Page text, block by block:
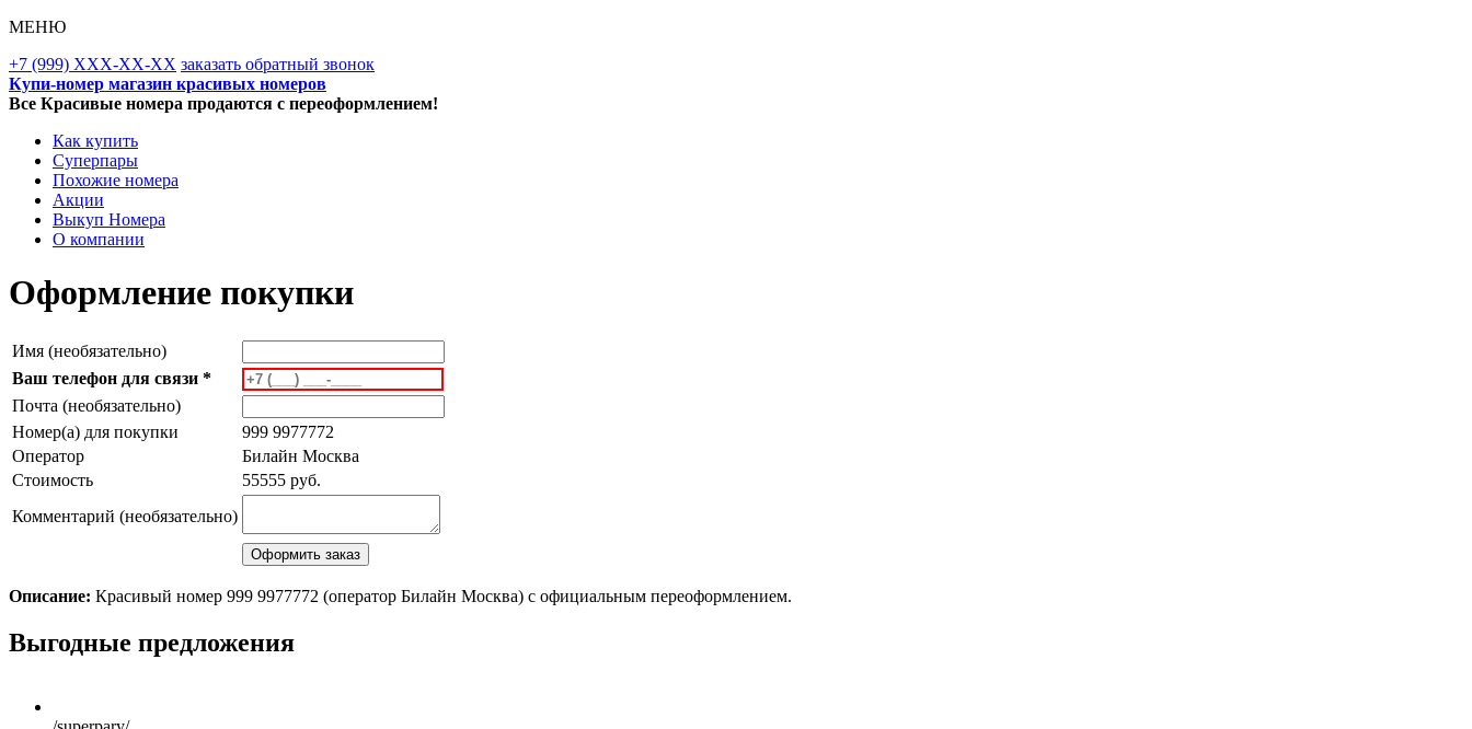
МЕНЮ
+7 (999) XXX-XX-XX заказать обратный звонок
Купи-номер магазин красивых номеров
Все Красивые номера продаются с переоформлением!
Как купить
Суперпары
Похожие номера
Акции
Выкуп Номера
О компании
Оформление покупки
Имя (необязательно)
Ваш телефон для связи *
Почта (необязательно)
Номер(а) для покупки
999 9977772
Оператор
Билайн Москва
Стоимость
55555 руб.
Комментарий (необязательно)
Описание: Красивый номер 999 9977772 (оператор Билайн Москва) с официальным переоформлением.
Scroll
Up
Выгодные предложения